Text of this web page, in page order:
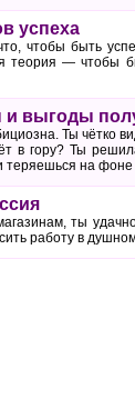
успеха
чтобы быть
теория — чтобы
и выгоды
Ты чётко
в гору? Ты
на фоне
ты
работу в